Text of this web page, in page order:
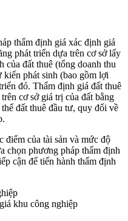
thẩm định giá xác định giá
phát triển dựa trên cơ sở lấy
của đất thuê (tổng doanh thu
phát sinh (bao gồm lợi
đó. Thẩm định giá đất thuê
cơ sở giá trị của đất bằng
đất thuê đầu tư, quy đổi về
điểm của tài sản và mức độ
chọn phương pháp thẩm định
cận để tiến hành thẩm định
khu công nghiệp